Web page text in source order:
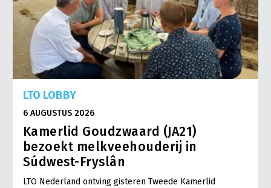
LTO LOBBY
6 AUGUSTUS 2026
Kamerlid Goudzwaard (JA21)
bezoekt melkveehouderij in
Súdwest-Fryslân
LTO Nederland ontving gisteren Tweede Kamerlid